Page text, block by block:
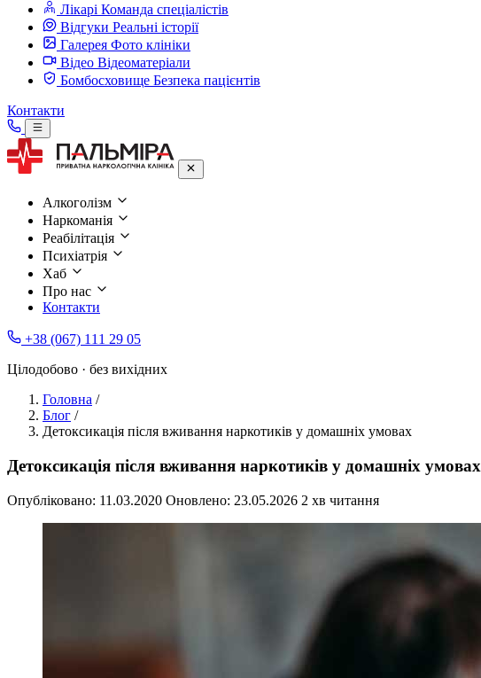
Лікарі Команда спеціалістів
Відгуки Реальні історії
Галерея Фото клініки
Відео Відеоматеріали
Бомбосховище Безпека пацієнтів
Контакти
Алкоголізм
Наркоманія
Реабілітація
Психіатрія
Хаб
Про нас
Контакти
+38 (067) 111 29 05
Цілодобово · без вихідних
Головна /
Блог /
Детоксикація після вживання наркотиків у домашніх умовах
Детоксикація після вживання наркотиків у домашніх умовах
Опубліковано: 11.03.2020 Оновлено: 23.05.2026 2 хв читання